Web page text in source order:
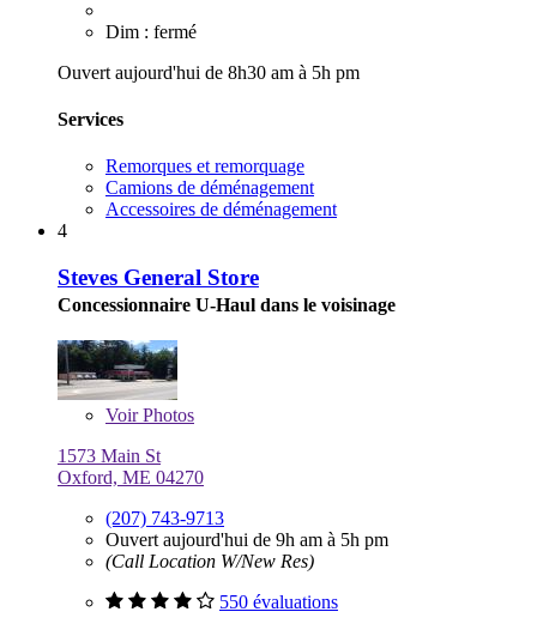
Dim : fermé
Ouvert aujourd'hui de 8h30 am à 5h pm
Services
Remorques et remorquage
Camions de déménagement
Accessoires de déménagement
4
Steves General Store
Concessionnaire U-Haul dans le voisinage
VoirPhotos
1573 Main St
Oxford, ME 04270
(207) 743-9713
Ouvert aujourd'hui de 9h am à 5h pm
(Call Location W/New Res)
550 évaluations